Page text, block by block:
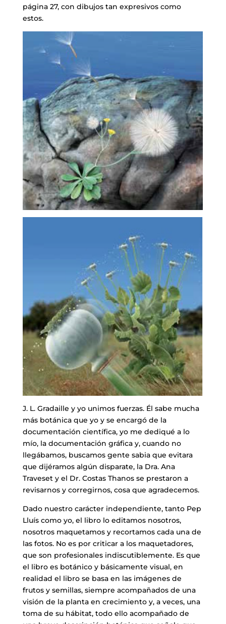
página 27, con dibujos tan expresivos como
estos.
J. L. Gradaille y yo unimos fuerzas. Él sabe mucha
más botánica que yo y se encargó de la
documentación científica, yo me dediqué a lo
mío, la documentación gráfica y, cuando no
llegábamos, buscamos gente sabia que evitara
que dijéramos algún disparate, la Dra. Ana
Traveset y el Dr. Costas Thanos se prestaron a
revisarnos y corregirnos, cosa que agradecemos.
Dado nuestro carácter independiente, tanto Pep
Lluís como yo, el libro lo editamos nosotros,
nosotros maquetamos y recortamos cada una de
las fotos. No es por criticar a los maquetadores,
que son profesionales indiscutiblemente. Es que
el libro es botánico y básicamente visual, en
realidad el libro se basa en las imágenes de
frutos y semillas, siempre acompañados de una
visión de la planta en crecimiento y, a veces, una
toma de su hábitat, todo ello acompañado de